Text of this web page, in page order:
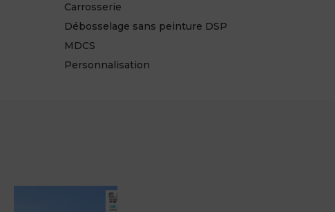
Carrosserie
Débosselage sans peinture DSP
MDCS
Personnalisation